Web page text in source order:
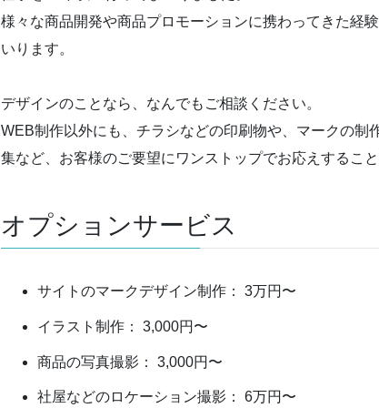
様々な商品開発や商品プロモーションに携わってきた経
いります。
デザインのことなら、なんでもご相談ください。
WEB制作以外にも、チラシなどの印刷物や、マークの制
集など、お客様のご要望にワンストップでお応えすること
オプションサービス
サイトのマークデザイン制作： 3万円〜
イラスト制作： 3,000円〜
商品の写真撮影： 3,000円〜
社屋などのロケーション撮影： 6万円〜